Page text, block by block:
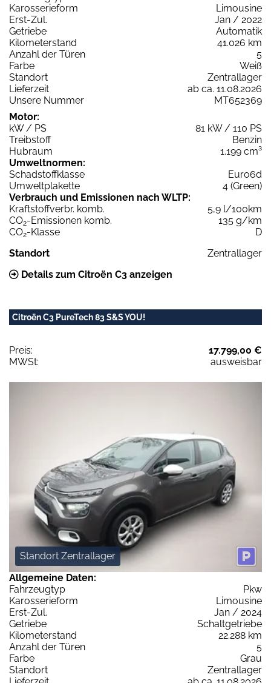
Karosserieform
Limousine
Erst-Zul.
Jan / 2022
Getriebe
Automatik
Kilometerstand
41.026 km
Anzahl der Türen
5
Farbe
Weiß
Standort
Zentrallager
Lieferzeit
ab ca. 11.08.2026
Unsere Nummer
MT652369
Motor:
kW / PS
81 kW / 110 PS
Treibstoff
Benzin
Hubraum
1.199 cm³
Umweltnormen:
Schadstoffklasse
Euro6d
Umweltplakette
4 (Green)
Verbrauch und Emissionen nach WLTP:
Kraftstoffverbr. komb.
5,9 l/100km
CO2-Emissionen komb.
135 g/km
CO2-Klasse
D
Standort
Zentrallager
Details zum Citroën C3 anzeigen
Citroën C3 PureTech 83 S&S YOU!
Preis:
17.799,00 €
MWSt:
ausweisbar
Standort Zentrallager
Allgemeine Daten:
Fahrzeugtyp
Pkw
Karosserieform
Limousine
Erst-Zul.
Jan / 2024
Getriebe
Schaltgetriebe
Kilometerstand
22.288 km
Anzahl der Türen
5
Farbe
Grau
Standort
Zentrallager